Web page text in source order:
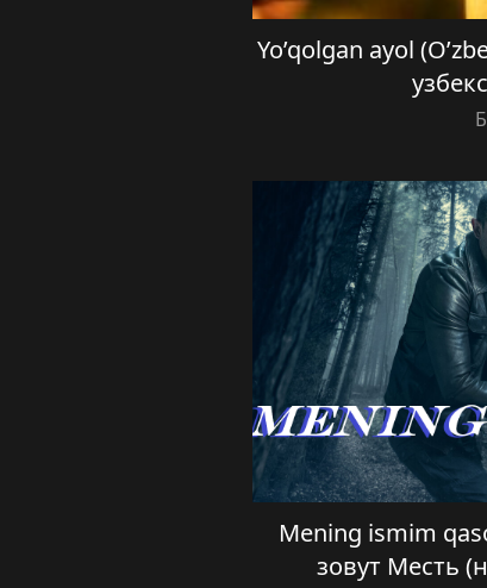
Yo’qolgan ayol
Mening ismim
зовут Месть